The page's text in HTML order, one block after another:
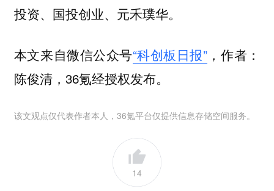
投资、国投创业、元禾璞华。
本文来自微信公众号“科创板日报”，作者：
陈俊清，36氪经授权发布。
该文观点仅代表作者本人，36氪平台仅提供信息存储空间服务。
14